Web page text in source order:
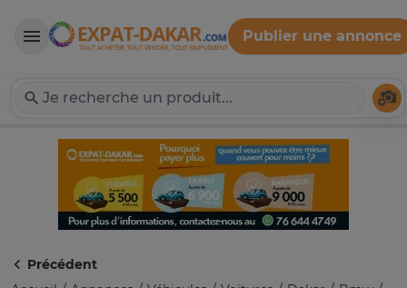
Expat-Dakar
Publier une annonce
Précédent